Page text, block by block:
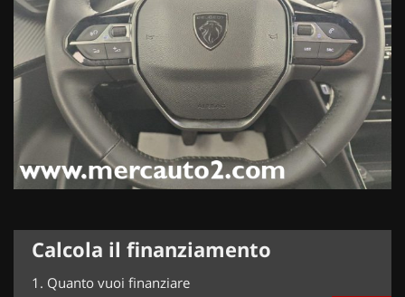
Calcola il finanziamento
1. Quanto vuoi finanziare